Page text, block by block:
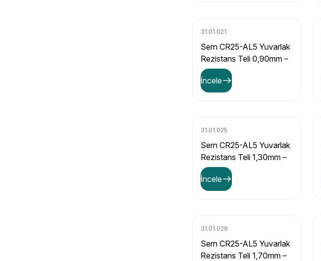
31.01.021
Sern CR25-AL5 Yuvarlak
Rezistans Teli 0,90mm –
2,23 Ω/m Direnç Değerli
İncele
31.01.025
Sern CR25-AL5 Yuvarlak
Rezistans Teli 1,30mm –
1,09 Ω/m Direnç Değerli
İncele
31.01.029
Sern CR25-AL5 Yuvarlak
Rezistans Teli 1,70mm –